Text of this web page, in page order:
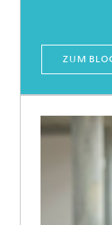
ZUM